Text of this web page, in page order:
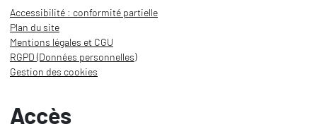
Accessibilité : conformité partielle
Plan du site
Mentions légales et CGU
RGPD (Données personnelles)
Gestion des cookies
Accès